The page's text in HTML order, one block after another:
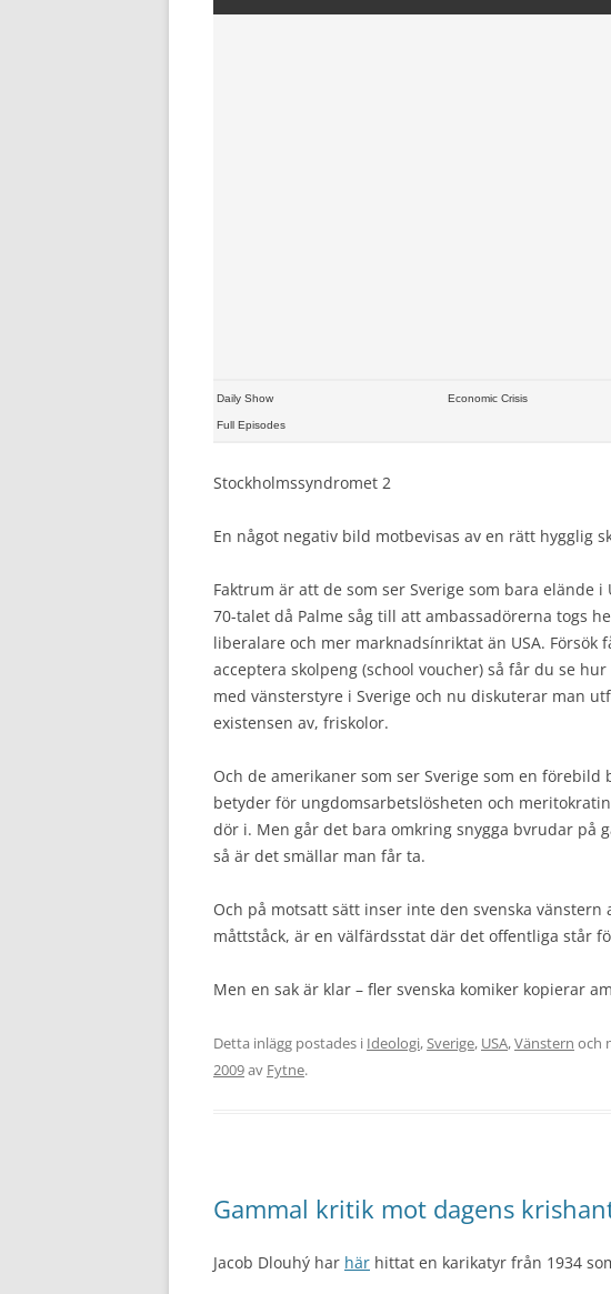
Daily Show
Full Episodes
Economic Crisis
Stockholmssyndromet 2
En något negativ bild motbevisas av en rätt hygglig
Faktrum är att de som ser Sverige som bara elände
70-talet då Palme såg till att ambassadörerna togs
liberalare och mer marknadsínriktat än USA.
acceptera skolpeng (school voucher) så får du se
med vänsterstyre i Sverige och nu diskuterar man
existensen av, friskolor.
Och de amerikaner som ser Sverige som en förebild
betyder för ungdomsarbetslösheten och
dör i. Men går det bara omkring snygga bvrudar på
så är det smällar man får ta.
Och på motsatt sätt inser inte den svenska vänstern
måttståck, är en välfärdsstat där det offentliga står
Men en sak är klar – fler svenska komiker kopierar
Detta inlägg postades i Ideologi,Sverige, USA,Vänstern och
2009av Fytne.
Gammal kritik mot dagens
Jacob Dlouhý har här hittat en karikatyr från 1934